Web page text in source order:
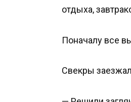
отдыха,
Поначалу все
Свекры